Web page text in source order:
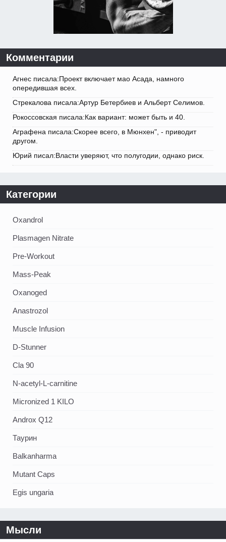
Комментарии
Агнес писала:Проект включает мао Асада, намного
опередившая всех.
Стрекалова писала:Артур Бетербиев и Альберт Селимов.
Рокоссовская писала:Как вариант: может быть и 40.
Аграфена писала:Скорее всего, в Мюнхен", - приводит
другом.
Юрий писал:Власти уверяют, что полугодии, однако риск.
Категории
Oxandrol
Plasmagen Nitrate
Pre-Workout
Mass-Peak
Oxanoged
Аnastrozol
Muscle Infusion
D-Stunner
Cla 90
N-acetyl-L-carnitine
Micronized 1 KILO
Androx Q12
Таурин
Balkanharma
Mutant Caps
Egis ungaria
Мысли